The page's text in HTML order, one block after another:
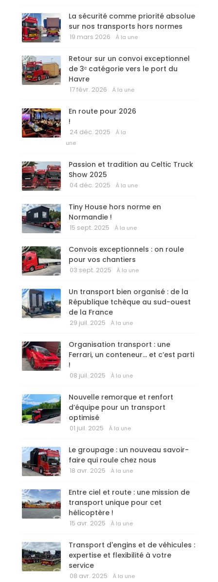
La sécurité comme priorité absolue
sur nos transports hors normes
19 mars 2026 À la une
Retour sur un convoi exceptionnel
de 3ᵉ catégorie vers le port du
Havre
17 févr. 2026 À la une
En route pour 2026
!
24 déc. 2025
À la
une
Passion et tradition au Celtic Truck
Show 2025
04 déc. 2025 À la une
Tiny House hors norme en
Normandie !
15 sept. 2025 À la une
Convois exceptionnels : on roule
pour vos chantiers
03 sept. 2025 À la une
Un transport bien organisé : de la
République tchèque au sud-ouest
de la France
29 juil. 2025 À la une
Organisation transport : une
Ferrari, un conteneur… et c’est parti
!
08 juil. 2025 À la une
Nouvelle remorque et renfort
d’équipe pour un transport
optimisé
01 juil. 2025 À la une
Le groupage : un nouveau savoir-
faire qui roule chez nous
18 avr. 2025 À la une
Entre ciel et route : une mission de
transport unique pour cet
hélicoptère !
15 avr. 2025 À la une
Transport d'engins et de véhicules :
expertise et flexibilité à votre
service
08 avr. 2025 À la une